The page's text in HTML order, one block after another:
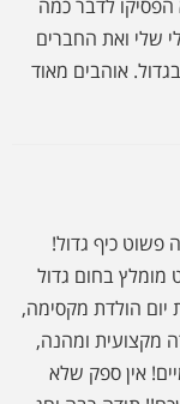
יום הולדת ליהב בן 4, והיה פשוט כיף גדול!
מומלץ בחום גדול
הולדת מקסימה,
מקצועית ומהנה,
תודה רבה וחג
נהנו בצורה
אחרים והם